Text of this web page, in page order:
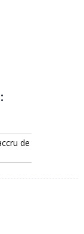
de